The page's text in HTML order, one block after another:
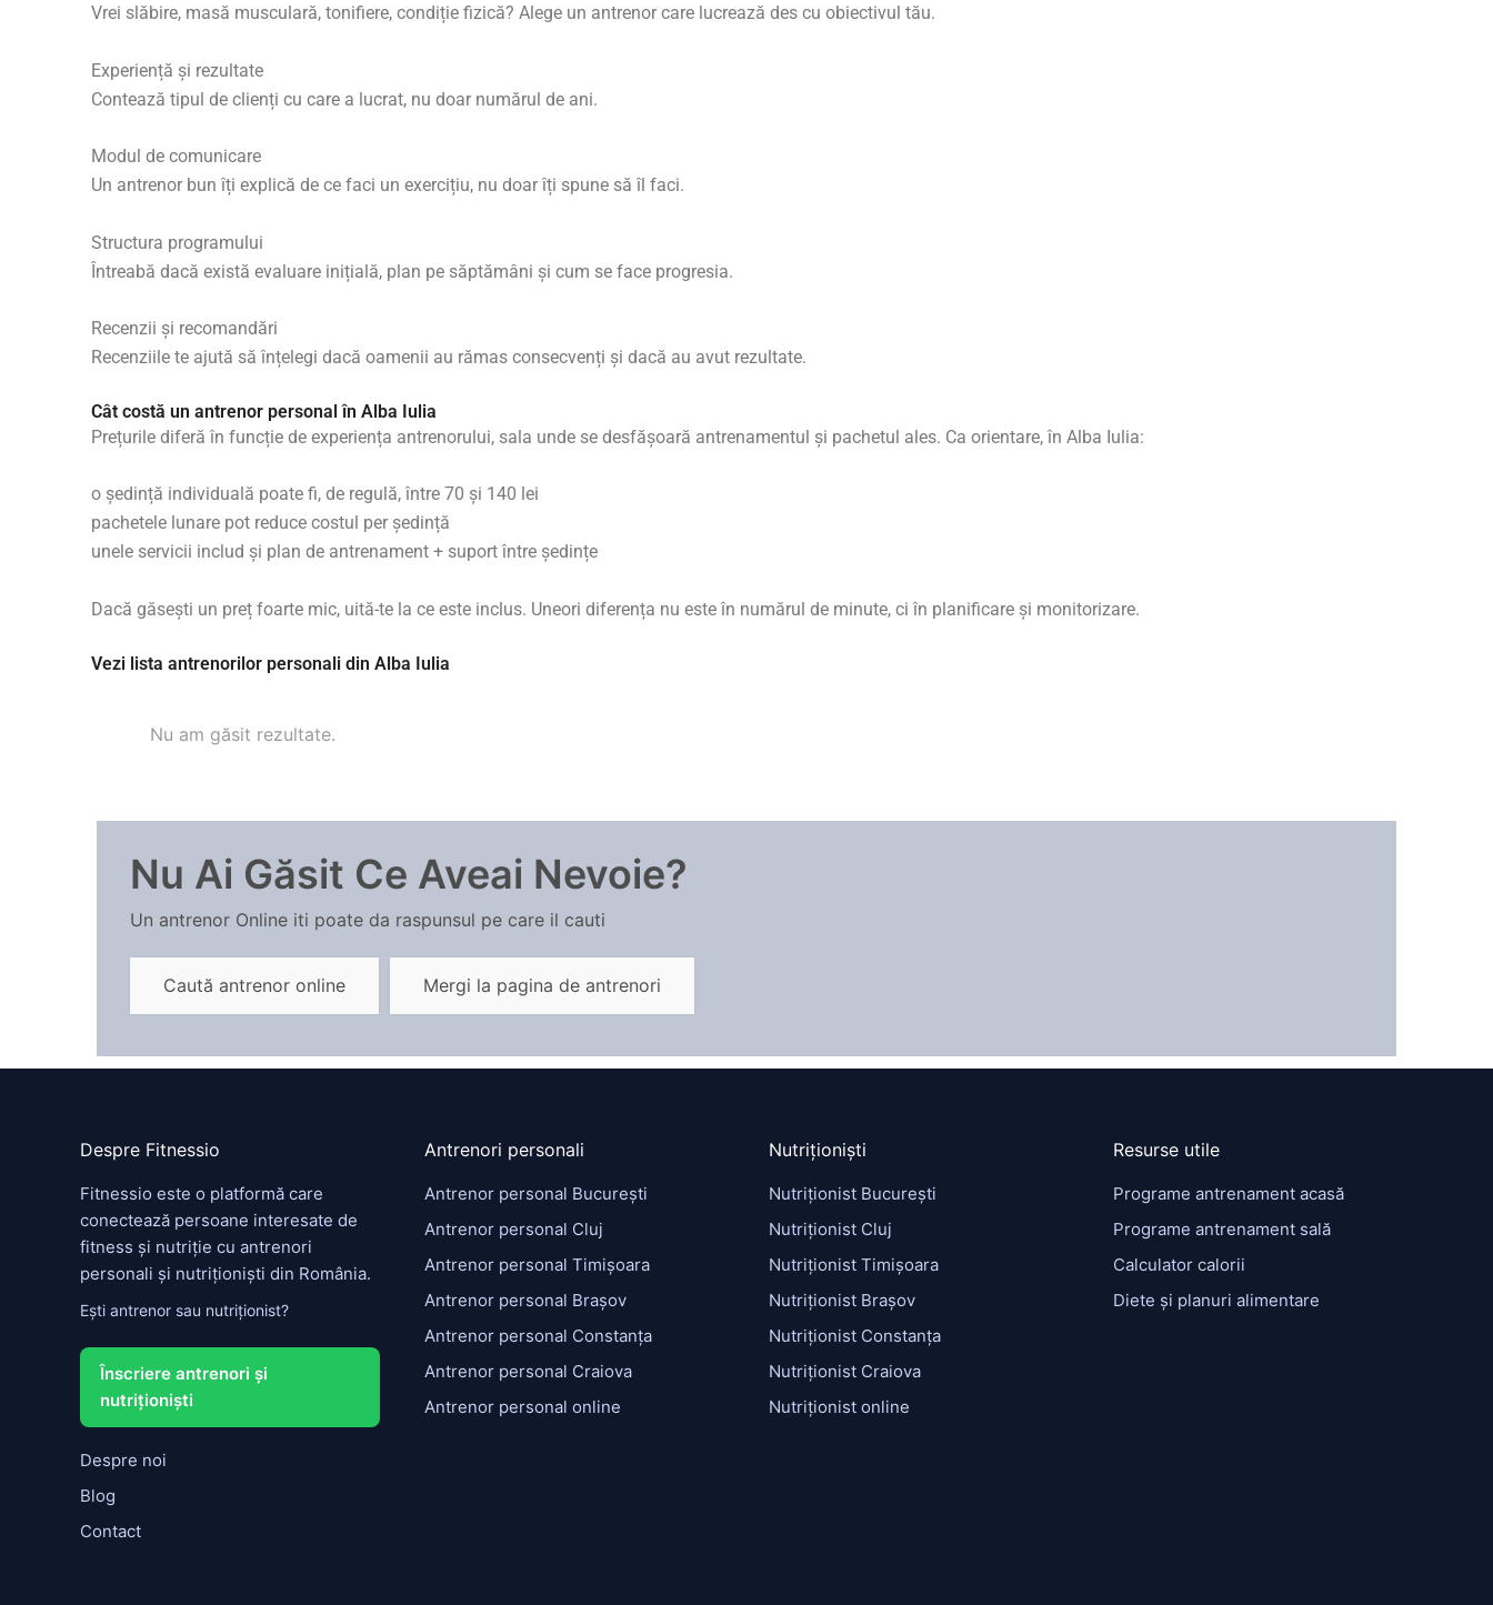
Vrei slăbire, masă musculară, tonifiere, condiție fizică? Alege un antrenor care lucrează des cu obiectivul tău.
Experiență și rezultate
Contează tipul de clienți cu care a lucrat, nu doar numărul de ani.
Modul de comunicare
Un antrenor bun îți explică de ce faci un exercițiu, nu doar îți spune să îl faci.
Structura programului
Întreabă dacă există evaluare inițială, plan pe săptămâni și cum se face progresia.
Recenzii și recomandări
Recenziile te ajută să înțelegi dacă oamenii au rămas consecvenți și dacă au avut rezultate.
Cât costă un antrenor personal în Alba Iulia
Prețurile diferă în funcție de experiența antrenorului, sala unde se desfășoară antrenamentul și pachetul ales. Ca orientare, în Alba Iulia:
o ședință individuală poate fi, de regulă, între 70 și 140 lei
pachetele lunare pot reduce costul per ședință
unele servicii includ și plan de antrenament + suport între ședințe
Dacă găsești un preț foarte mic, uită-te la ce este inclus. Uneori diferența nu este în numărul de minute, ci în planificare și monitorizare.
Vezi lista antrenorilor personali din Alba Iulia
Nu am găsit rezultate.
Nu Ai Găsit Ce Aveai Nevoie?
Un antrenor Online iti poate da raspunsul pe care il cauti
Caută antrenor online Mergi la pagina de antrenori
Despre Fitnessio
Fitnessio este o platformă care
conectează persoane interesate de
fitness și nutriție cu antrenori
personali și nutriționiști din România.
Ești antrenor sau nutriționist?
Înscriere antrenori și
nutriționiști
Despre noi
Blog
Contact
Antrenori personali
Antrenor personal București
Antrenor personal Cluj
Antrenor personal Timișoara
Antrenor personal Brașov
Antrenor personal Constanța
Antrenor personal Craiova
Antrenor personal online
Nutriționiști
Nutriționist București
Nutriționist Cluj
Nutriționist Timișoara
Nutriționist Brașov
Nutriționist Constanța
Nutriționist Craiova
Nutriționist online
Resurse utile
Programe antrenament acasă
Programe antrenament sală
Calculator calorii
Diete și planuri alimentare